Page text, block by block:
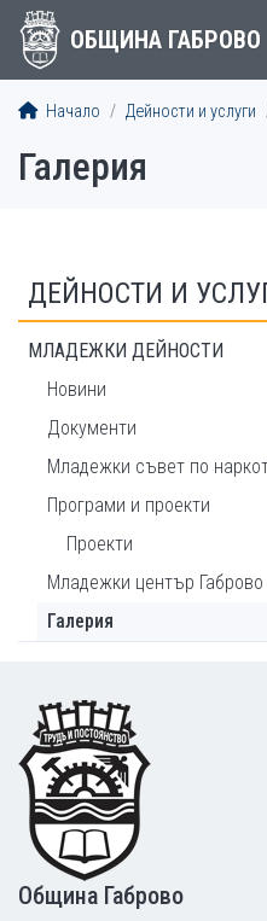
ОБЩИНА ГАБРОВО
Начало Дейности и услуги
Галерия
ДЕЙНОСТИ И
МЛАДЕЖКИ ДЕЙНОСТИ
Новини
Документи
Младежки съвет по
Програми и проекти
Проекти
Младежки център Габрово
Галерия
Footer
Община Габрово